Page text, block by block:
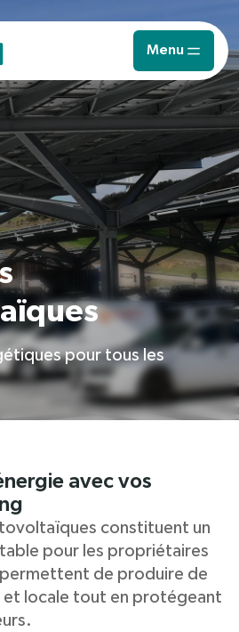
Menu
pour tous les
avec vos
constituent un
pour les propriétaires
de produire de
locale tout en protégeant